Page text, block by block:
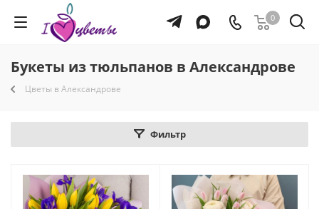
0
Букеты из тюльпанов в Александрове
Цветы в Александрове
Фильтр